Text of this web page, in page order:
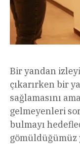
Bir yandan
çıkarırken bir
sağlamasını
gelmeyenleri
bulmayı
gömüldüğümüz